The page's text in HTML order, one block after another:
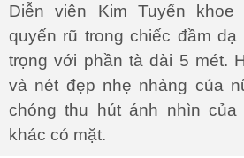
Diễn viên Kim Tuyến
quyến rũ trong chiếc đầm
trọng với phần tà dài 5 mét.
và nét đẹp nhẹ nhàng của
chóng thu hút ánh nhìn của
khác có mặt.